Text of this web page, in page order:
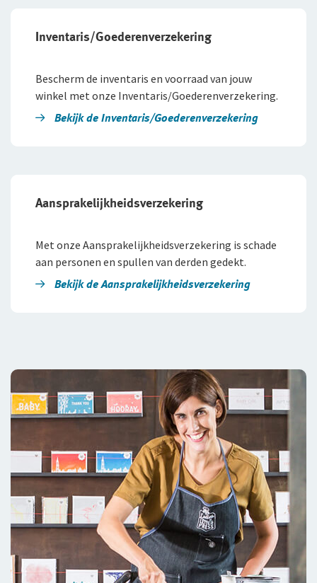
Inventaris/Goederenverzekering
Bescherm de inventaris en voorraad van jouw
winkel met onze Inventaris/Goederenverzekering.
Bekijk de Inventaris/​Goederenverzekering
Aansprakelijkheidsverzekering
Met onze Aansprakelijkheidsverzekering is schade
aan personen en spullen van derden gedekt.
Bekijk de Aansprakelijk­heids­verzekering